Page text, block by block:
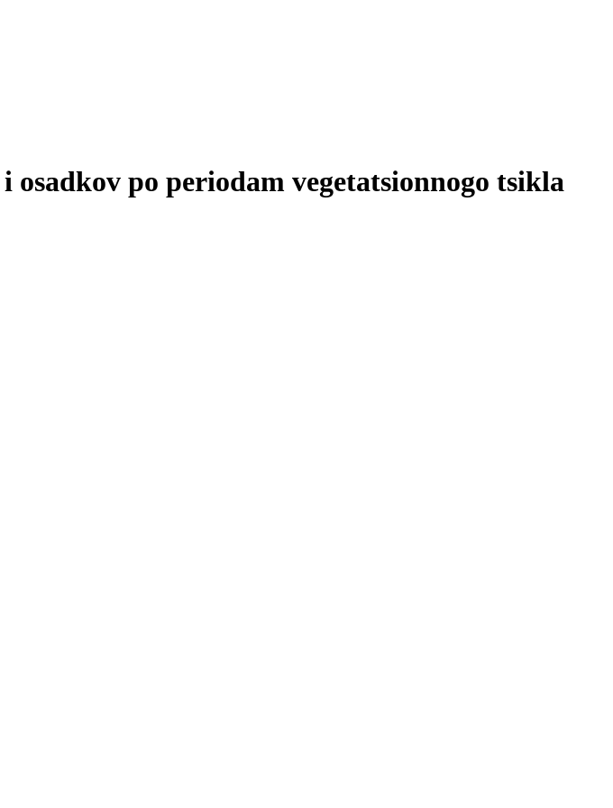
po periodam vegetatsionnogo tsikla